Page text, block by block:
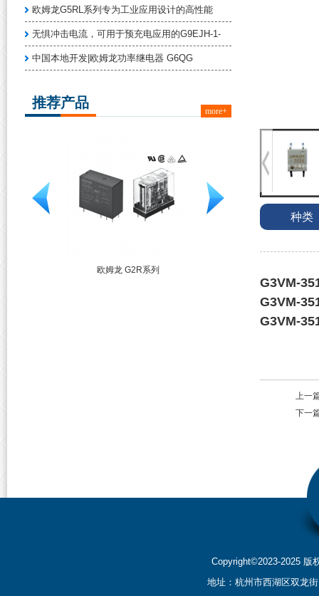
欧姆龙G5RL系列专为工业应用设计的高性能
无惧冲击电流，可用于预充电应用的G9EJH-1-
中国本地开发|欧姆龙功率继电器 G6QG
推荐产品
more+
欧姆龙 G2R系列
种类
G3VM-
G3VM-
G3VM-
上一
下一
Copyright©2023-2025 版
地址：杭州市西湖区双龙